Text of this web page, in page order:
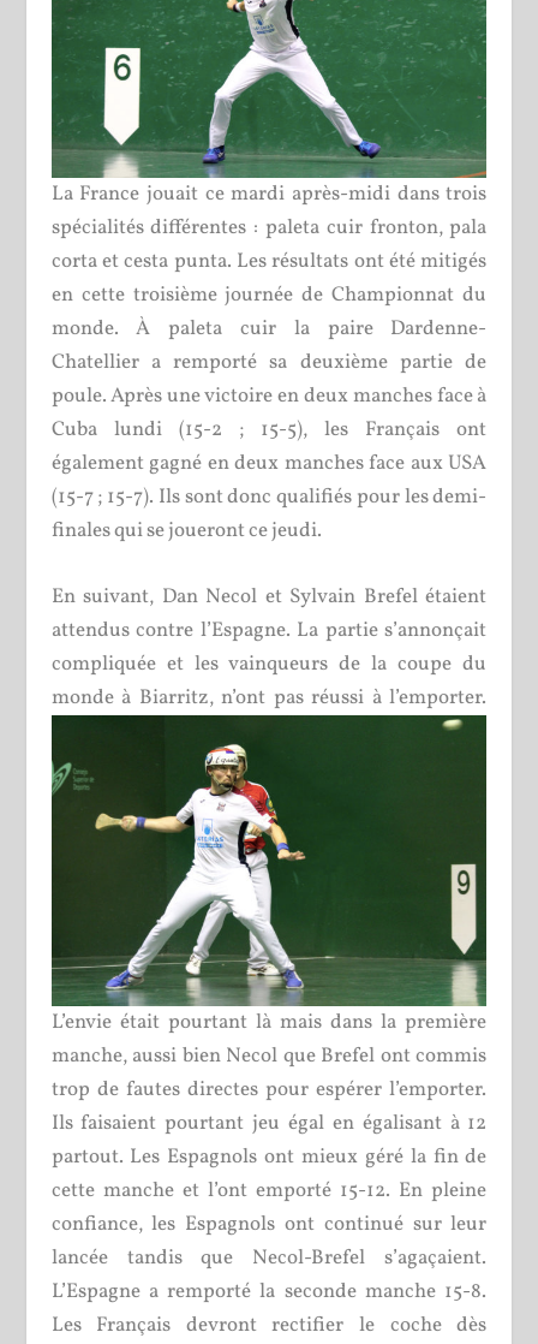
La France jouait ce mardi après-midi dans trois
spécialités différentes : paleta cuir fronton, pala
corta et cesta punta. Les résultats ont été mitigés
en cette troisième journée de Championnat du
monde. À paleta cuir la paire Dardenne-
Chatellier a remporté sa deuxième partie de
poule. Après une victoire en deux manches face à
Cuba lundi (15-2 ; 15-5), les Français ont
également gagné en deux manches face aux USA
(15-7 ; 15-7). Ils sont donc qualifiés pour les demi-
finales qui se joueront ce jeudi.
En suivant, Dan Necol et Sylvain Brefel étaient
attendus contre l’Espagne. La partie s’annonçait
compliquée et les vainqueurs de la coupe du
monde à Biarritz, n’ont pas réussi à l’emporter.
L’envie était pourtant là mais dans la première
manche, aussi bien Necol que Brefel ont commis
trop de fautes directes pour espérer l’emporter.
Ils faisaient pourtant jeu égal en égalisant à 12
partout. Les Espagnols ont mieux géré la fin de
cette manche et l’ont emporté 15-12. En pleine
confiance, les Espagnols ont continué sur leur
lancée tandis que Necol-Brefel s’agaçaient.
L’Espagne a remporté la seconde manche 15-8.
Les Français devront rectifier le coche dès